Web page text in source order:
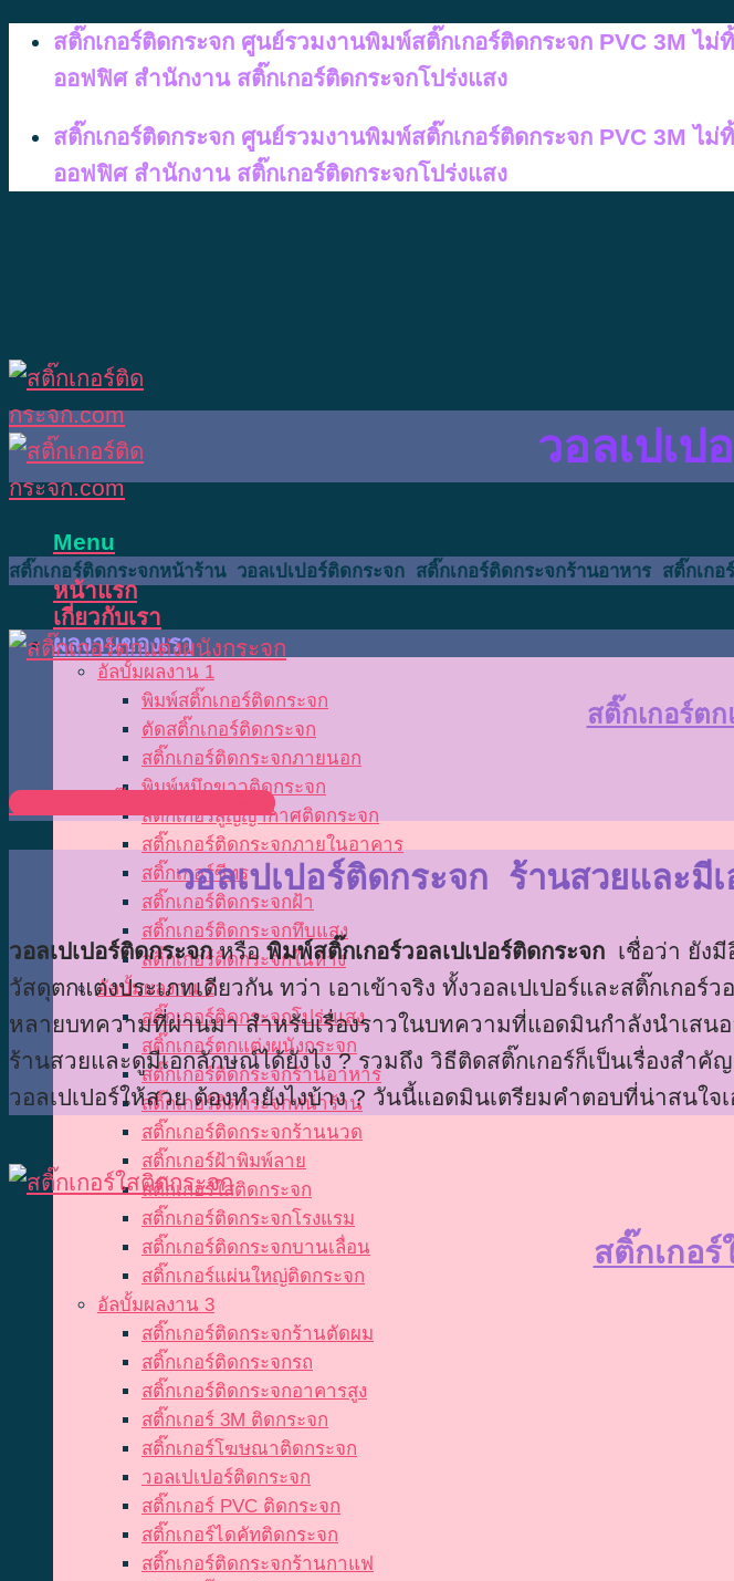
Skip
content
สติ๊กเกอร์ติดกระจก ศูนย์รวมงานพิมพ์สติ๊กเกอร์ติดกระจก PVC 3M ไ
ออฟฟิศ สำนักงาน สติ๊กเกอร์ติดกระจกโปร่งแสง
สติ๊กเกอร์ติดกระจก ศูนย์รวมงานพิมพ์สติ๊กเกอร์ติดกระจก PVC 3M ไ
ออฟฟิศ สำนักงาน สติ๊กเกอร์ติดกระจกโปร่งแสง
Menu
หน้าแรก
เกี่ยวกับเรา
ผลงานของเรา
อัลบั้มผลงาน 1
พิมพ์สติ๊กเกอร์ติดกระจก
ตัดสติ๊กเกอร์ติดกระจก
สติ๊กเกอร์ติดกระจกภายนอก
พิมพ์หมึกขาวติดกระจก
สติ๊กเกอร์สูญญากาศติดกระจก
สติ๊กเกอร์ติดกระจกภายในอาคาร
สติ๊กเกอร์ซีทรู
สติ๊กเกอร์ติดกระจกฝ้า
สติ๊กเกอร์ติดกระจกทึบแสง
สติ๊กเกอร์ติดกระจกในห้าง
อัลบั้มผลงาน 2
สติ๊กเกอร์ติดกระจกโปร่งแสง
สติ๊กเกอร์ตกแต่งผนังกระจก
สติ๊กเกอร์ติดกระจกร้านอาหาร
สติ๊กเกอร์ติดกระจกหน้าร้าน
สติ๊กเกอร์ติดกระจกร้านนวด
สติ๊กเกอร์ฝ้าพิมพ์ลาย
สติ๊กเกอร์ใสติดกระจก
สติ๊กเกอร์ติดกระจกโรงแรม
สติ๊กเกอร์ติดกระจกบานเลื่อน
สติ๊กเกอร์แผ่นใหญ่ติดกระจก
อัลบั้มผลงาน 3
สติ๊กเกอร์ติดกระจกร้านตัดผม
สติ๊กเกอร์ติดกระจกรถ
สติ๊กเกอร์ติดกระจกอาคารสูง
สติ๊กเกอร์ 3M ติดกระจก
สติ๊กเกอร์โฆษณาติดกระจก
วอลเปเปอร์ติดกระจก
สติ๊กเกอร์ PVC ติดกระจก
สติ๊กเกอร์ไดคัทติดกระจก
สติ๊กเกอร์ติดกระจกร้านกาแฟ
วอลเปเป
สติ๊กเกอร์ติดกระจกหน้าร้าน วอลเปเปอร์ติดกระจก สติ๊กเกอร์ติดกระจกร้านอาหาร สติ๊ก
สติ๊กเกอร์ต
ติดต่อทำสติ๊กเกอร์ติดกระจก
วอลเปเปอร์ติดกระจก ร้านสวยและมี
วอลเปเปอร์ติดกระจกหรือพิมพ์สติ๊กเกอร์วอลเปเปอร์ติดกระจก เชื่อว่า ยัง
วัสดุตกแต่งประเภทเดียวกัน ทว่า เอาเข้าจริง ทั้งวอลเปเปอร์และสติ๊กเกอ
หลายบทความที่ผ่านมา สำหรับเรื่องราวในบทความที่แอดมินกำลังนำเสน
ร้านสวยและดูมีเอกลักษณ์ได้ยังไง ? รวมถึง วิธีติดสติ๊กเกอร์ก็เป็นเรื่องสำ
วอลเปเปอร์ให้สวย ต้องทำยังไงบ้าง ? วันนี้แอดมินเตรียมคำตอบที่น่าสนใจ
สติ๊กเกอ